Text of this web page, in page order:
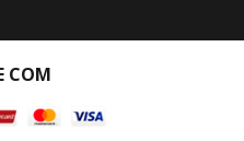
COM